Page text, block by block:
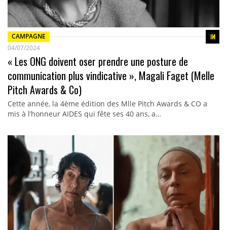
CAMPAGNE
04/07/2024
« Les ONG doivent oser prendre une posture de
communication plus vindicative », Magali Faget (Melle
Pitch Awards & Co)
Cette année, la 4ème édition des Mlle Pitch Awards & CO a
mis à l’honneur AIDES qui fête ses 40 ans, a…